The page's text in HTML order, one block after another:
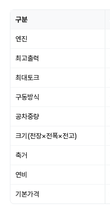
구분
엔진
최고출력
최대토크
구동방식
공차중량
크기(전장×전폭×전고)
축거
연비
기본가격